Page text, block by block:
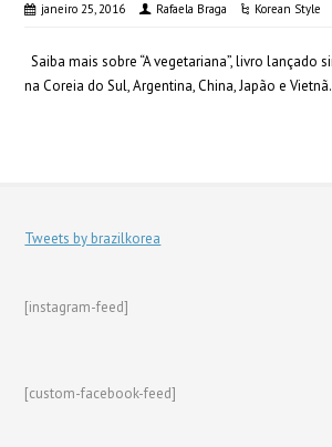
janeiro 25, 2016 Rafaela Braga Korean Style
Saiba mais sobre “A vegetariana”, livro lançado
na Coreia do Sul, Argentina, China, Japão e Vietnã.
Tweets by brazilkorea
[instagram-feed]
[custom-facebook-feed]